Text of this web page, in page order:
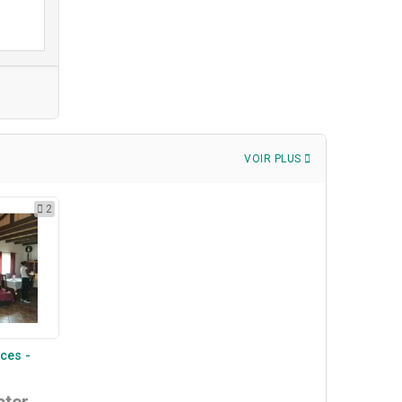
VOIR PLUS
2
-